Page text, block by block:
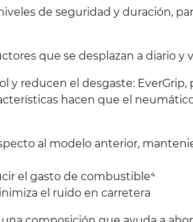
de seguridad y duración,
que se desplazan a diario y
reducen el desgaste:
hacen que el
al modelo anterior,
el gasto de combustible⁴
el ruido en carretera